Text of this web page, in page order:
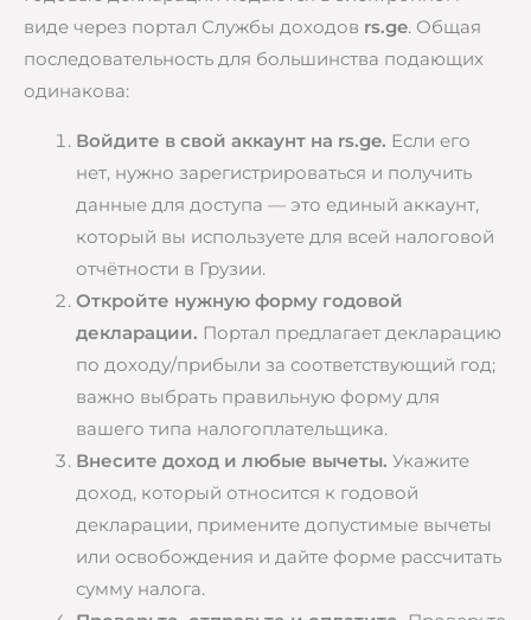
виде через портал Службы доходов rs.ge. Общая
последовательность для большинства подающих
одинакова:
Войдите в свой аккаунт на rs.ge. Если его
нет, нужно зарегистрироваться и получить
данные для доступа — это единый аккаунт,
который вы используете для всей налоговой
отчётности в Грузии.
Откройте нужную форму годовой
декларации. Портал предлагает декларацию
по доходу/прибыли за соответствующий год;
важно выбрать правильную форму для
вашего типа налогоплательщика.
Внесите доход и любые вычеты. Укажите
доход, который относится к годовой
декларации, примените допустимые вычеты
или освобождения и дайте форме рассчитать
сумму налога.